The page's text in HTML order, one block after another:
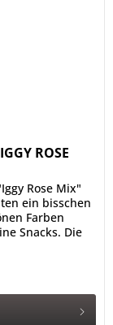
ROSE
Rose Mix"
ein bisschen
Farben
Snacks. Die